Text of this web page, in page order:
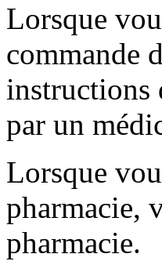
Lorsque
commande
instructions
par un
Lorsque
pharmacie,
pharmacie.